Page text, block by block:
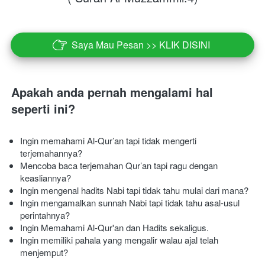
` Saya Mau Pesan >> KLIK DISINI
Apakah anda pernah mengalami hal
seperti ini?
Ingin memahami Al-Qur’an tapi tidak mengerti
terjemahannya?
Mencoba baca terjemahan Qur’an tapi ragu dengan
keasliannya?
Ingin mengenal hadits Nabi tapi tidak tahu mulai dari mana?
Ingin mengamalkan sunnah Nabi tapi tidak tahu asal-usul
perintahnya?
Ingin Memahami Al-Qur'an dan Hadits sekaligus.
Ingin memiliki pahala yang mengalir walau ajal telah
menjemput?